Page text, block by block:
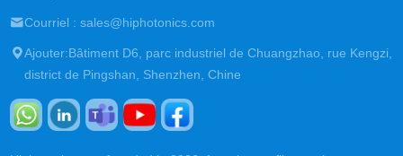
Courriel : sales@hiphotonics.com
Ajouter:Bâtiment D6, parc industriel de Chuangzhao, rue Kengzi,
district de Pingshan, Shenzhen, Chine